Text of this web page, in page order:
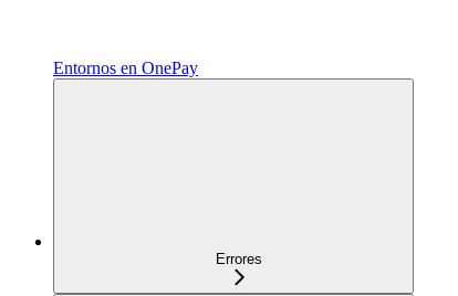
Entornos en OnePay
Errores